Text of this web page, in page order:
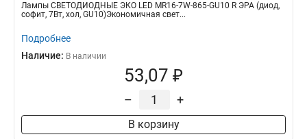
Лампы СВЕТОДИОДНЫЕ ЭКО LED MR16-7W-865-GU10 R ЭРА (диод,
софит, 7Вт, хол, GU10)Экономичная свет...
Подробнее
Наличие: В наличии
53,07 ₽
– +
В корзину